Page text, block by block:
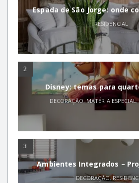
Espada de São Jorge: onde
RESIDENCIAL
2
Disney: temas para
DECORAÇÃO,MATÉRIA ESPECIAL,
3
Ambientes Integrados –
DECORAÇÃO,